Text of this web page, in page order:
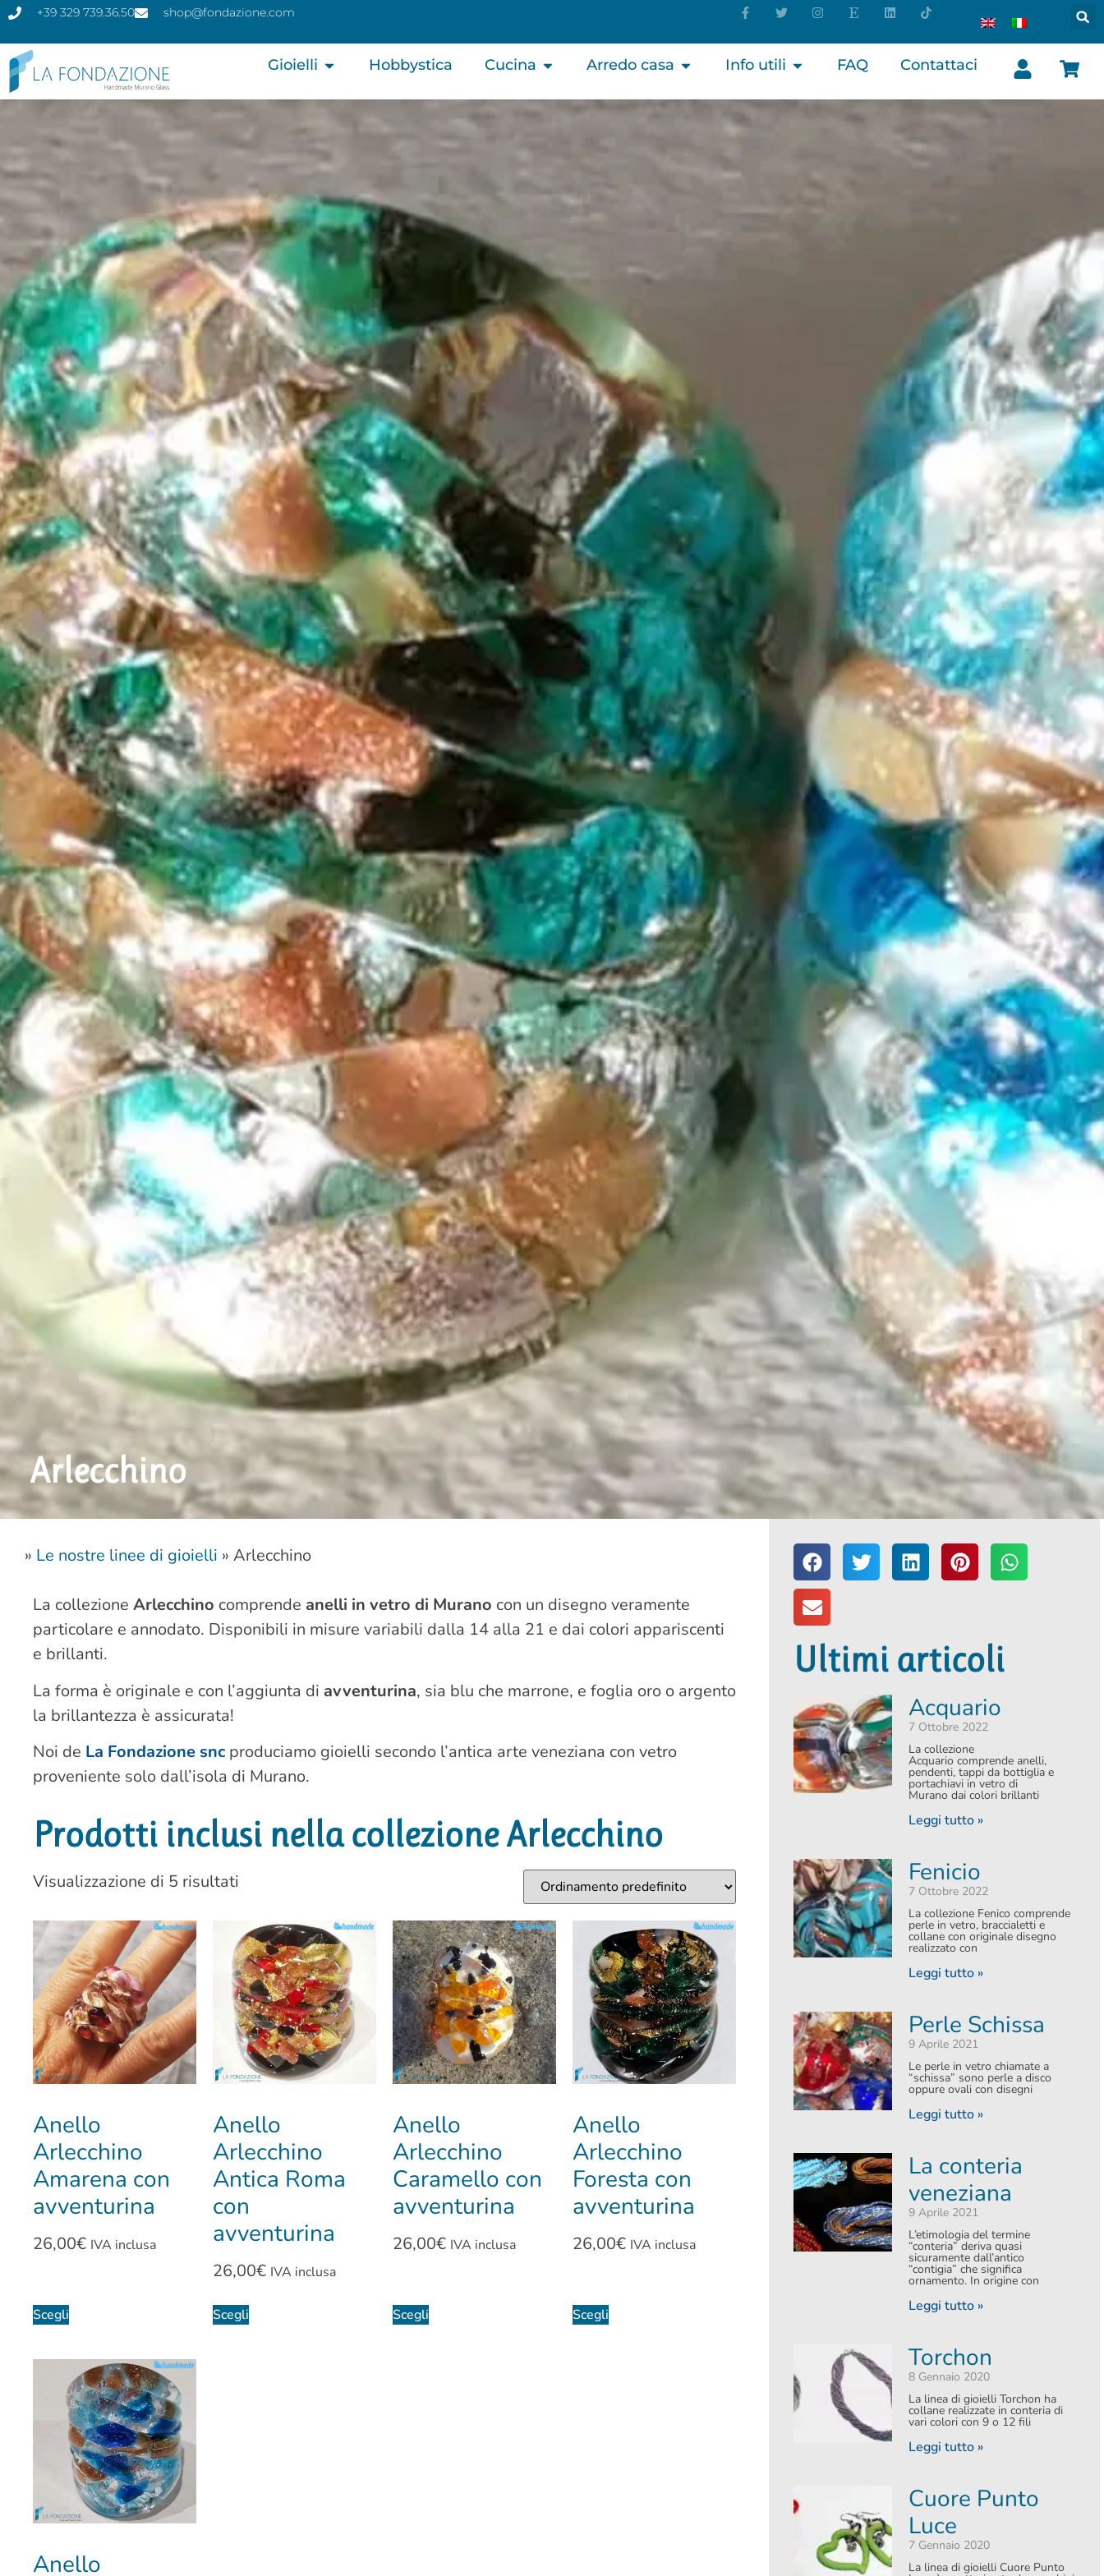
+39 329 739.36.50 shop@fondazione.com
Gioielli Hobbystica Cucina Arredo casa Info utili FAQ Contattaci
Arlecchino
» Le nostre linee di gioielli » Arlecchino
La collezione Arlecchino comprende anelli in vetro di Murano con un disegno veramente
particolare e annodato. Disponibili in misure variabili dalla 14 alla 21 e dai colori appariscenti
e brillanti.
La forma è originale e con l’aggiunta di avventurina, sia blu che marrone, e foglia oro o argento
la brillantezza è assicurata!
Noi de La Fondazione sncproduciamo gioielli secondo l’antica arte veneziana con vetro
proveniente solo dall’isola di Murano.
Prodotti inclusi nella collezione Arlecchino
Visualizzazione di 5 risultati
Anello
Arlecchino
Amarena con
avventurina
26,00€ IVA inclusa
Scegli
Anello
Arlecchino
Antica Roma
con
avventurina
26,00€ IVA inclusa
Scegli
Anello
Arlecchino
Caramello con
avventurina
26,00€ IVA inclusa
Scegli
Anello
Arlecchino
Foresta con
avventurina
26,00€ IVA inclusa
Scegli
Anello
Ultimi articoli
Acquario
7 Ottobre 2022
La collezione
Acquario comprende anelli,
pendenti, tappi da bottiglia e
portachiavi in vetro di
Murano dai colori brillanti
Leggi tutto »
Fenicio
7 Ottobre 2022
La collezione Fenico comprende
perle in vetro, braccialetti e
collane con originale disegno
realizzato con
Leggi tutto »
Perle Schissa
9 Aprile 2021
Le perle in vetro chiamate a
“schissa” sono perle a disco
oppure ovali con disegni
Leggi tutto »
La conteria
veneziana
9 Aprile 2021
L’etimologia del termine
“conteria” deriva quasi
sicuramente dall’antico
“contigia” che significa
ornamento. In origine con
Leggi tutto »
Torchon
8 Gennaio 2020
La linea di gioielli Torchon ha
collane realizzate in conteria di
vari colori con 9 o 12 fili
Leggi tutto »
Cuore Punto
Luce
7 Gennaio 2020
La linea di gioielli Cuore Punto